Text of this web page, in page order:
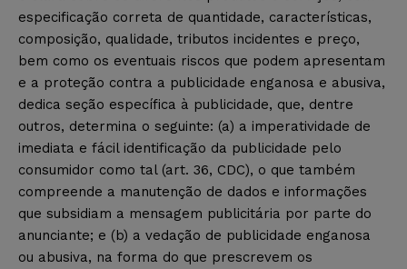
especificação correta de quantidade, características,
composição, qualidade, tributos incidentes e preço,
bem como os eventuais riscos que podem apresentam
e a proteção contra a publicidade enganosa e abusiva,
dedica seção específica à publicidade, que, dentre
outros, determina o seguinte: (a) a imperatividade de
imediata e fácil identificação da publicidade pelo
consumidor como tal (art. 36, CDC), o que também
compreende a manutenção de dados e informações
que subsidiam a mensagem publicitária por parte do
anunciante; e (b) a vedação de publicidade enganosa
ou abusiva, na forma do que prescrevem os